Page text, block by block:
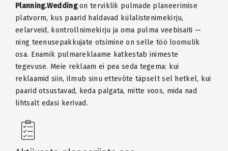
Planning.Weddingon terviklik pulmade planeerimise
platvorm, kus paarid haldavad külalistenimekirju,
eelarveid, kontrollnimekirju ja oma pulma veebisaiti —
ning teenusepakkujate otsimine on selle töö loomulik
osa. Enamik pulmareklaame katkestab inimeste
tegevuse. Meie reklaam ei pea seda tegema: kui
reklaamid siin, ilmub sinu ettevõte täpselt sel hetkel, kui
paarid otsustavad, keda palgata, mitte voos, mida nad
lihtsalt edasi kerivad.